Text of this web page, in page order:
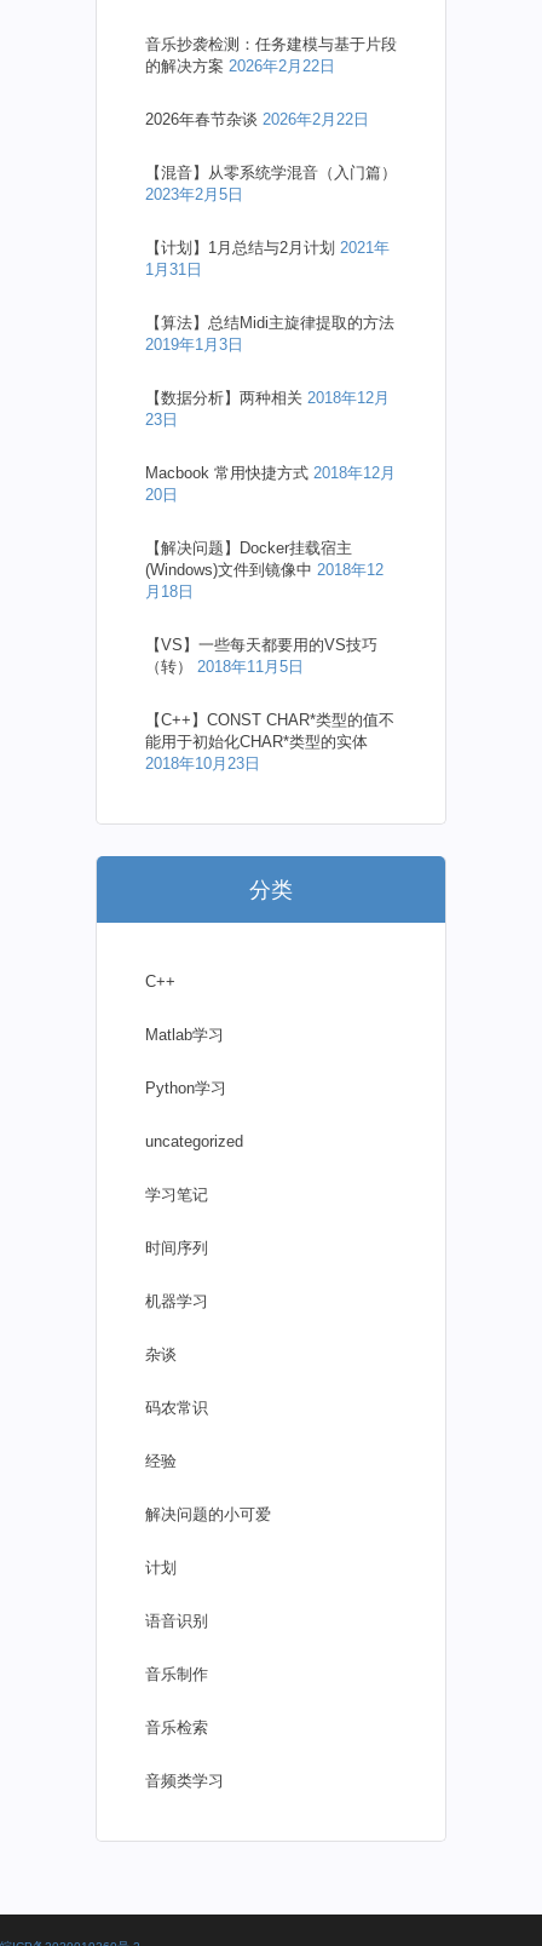
音乐抄袭检测：任务建模与基于片段
的解决方案 2026年2月22日
2026年春节杂谈 2026年2月22日
【混音】从零系统学混音（入门篇）
2023年2月5日
【计划】1月总结与2月计划 2021年
1月31日
【算法】总结Midi主旋律提取的方法
2019年1月3日
【数据分析】两种相关 2018年12月
23日
Macbook 常用快捷方式 2018年12月
20日
【解决问题】Docker挂载宿主
(Windows)文件到镜像中 2018年12
月18日
【VS】一些每天都要用的VS技巧
（转）
2018年11月5日
【C++】CONST CHAR*类型的值不
能用于初始化CHAR*类型的实体
2018年10月23日
分类
C++
Matlab学习
Python学习
uncategorized
学习笔记
时间序列
机器学习
杂谈
码农常识
经验
解决问题的小可爱
计划
语音识别
音乐制作
音乐检索
音频类学习